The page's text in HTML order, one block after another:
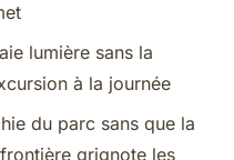
lumière sans la
à la journée
du parc sans que la
grignote les